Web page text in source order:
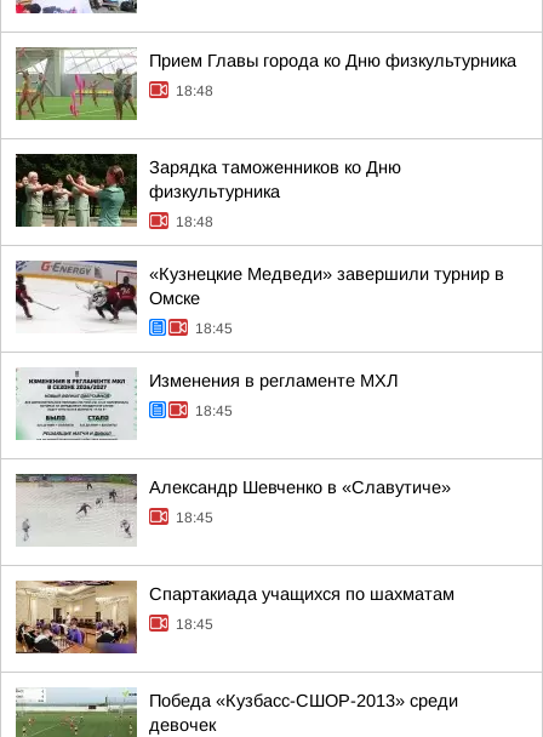
Прием Главы города ко Дню физкультурника
18:48
Зарядка таможенников ко Дню
физкультурника
18:48
«Кузнецкие Медведи» завершили турнир в
Омске
18:45
Изменения в регламенте МХЛ
18:45
Александр Шевченко в «Славутиче»
18:45
Спартакиада учащихся по шахматам
18:45
Победа «Кузбасс-СШОР-2013» среди
девочек